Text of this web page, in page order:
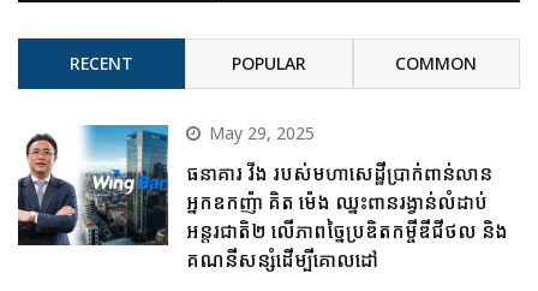
RECENT POPULAR COMMON
May 29, 2025
ធនាគារ វីង របស់មហាសេដ្ឋីប្រាក់ពាន់លាន
អ្នកឧកញ៉ា គិត ម៉េង ឈ្នះពានរង្វាន់លំដាប់
អន្តរជាតិ២ លើភាពច្នៃប្រឌិតកម្ចីឌីជីថល និង
គណនីសន្សំដើម្បីគោលដៅ